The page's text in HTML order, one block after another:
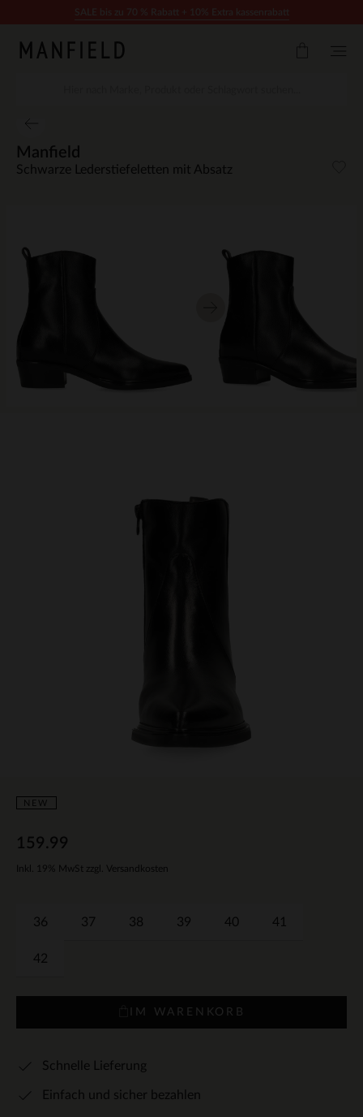
NEW
Manfield
Schwarze Lederstiefeletten mit Absatz
159.99
Inkl. 19% MwSt zzgl. Versandkosten
36 37 38 39 40 41
42
IM WARENKORB
Schnelle Lieferung
Einfach und sicher bezahlen